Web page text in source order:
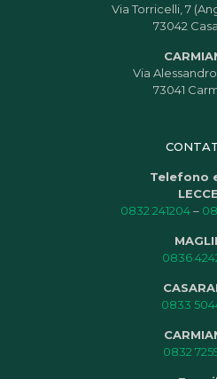
Via Torricelli, 7
73042
Via Alessandro
73041
Telefono
LECCE
0832 241204–
0836
0833
0832